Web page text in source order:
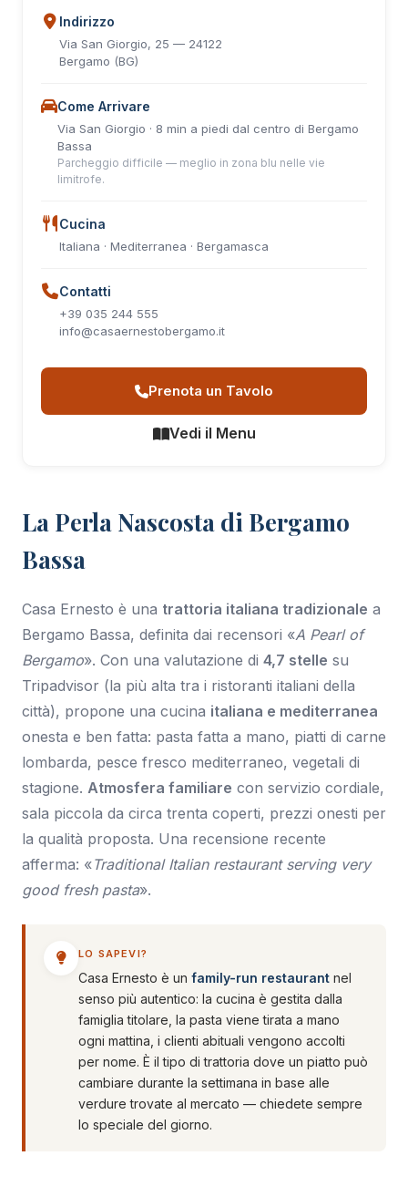
La Perla Nascosta di Bergamo
Bassa
Casa Ernesto è una trattoria italiana tradizionale a
Bergamo Bassa, definita dai recensori «A Pearl of
Bergamo». Con una valutazione di 4,7 stelle su
Tripadvisor (la più alta tra i ristoranti italiani della
città), propone una cucina italiana e mediterranea
onesta e ben fatta: pasta fatta a mano, piatti di carne
lombarda, pesce fresco mediterraneo, vegetali di
stagione. Atmosfera familiare con servizio cordiale,
sala piccola da circa trenta coperti, prezzi onesti per
la qualità proposta. Una recensione recente
afferma: «Traditional Italian restaurant serving very
good fresh pasta».
LO SAPEVI?
Casa Ernesto è un family-run restaurant nel
senso più autentico: la cucina è gestita dalla
famiglia titolare, la pasta viene tirata a mano
ogni mattina, i clienti abituali vengono accolti
per nome. È il tipo di trattoria dove un piatto può
cambiare durante la settimana in base alle
verdure trovate al mercato — chiedete sempre
lo speciale del giorno.
Indirizzo
Via San Giorgio, 25 — 24122
Bergamo (BG)
Come Arrivare
Via San Giorgio · 8 min a piedi dal centro di Bergamo
Bassa
Parcheggio difficile — meglio in zona blu nelle vie
limitrofe.
Cucina
Italiana · Mediterranea · Bergamasca
Contatti
+39 035 244 555
info@casaernestobergamo.it
Prenota un Tavolo
Vedi il Menu